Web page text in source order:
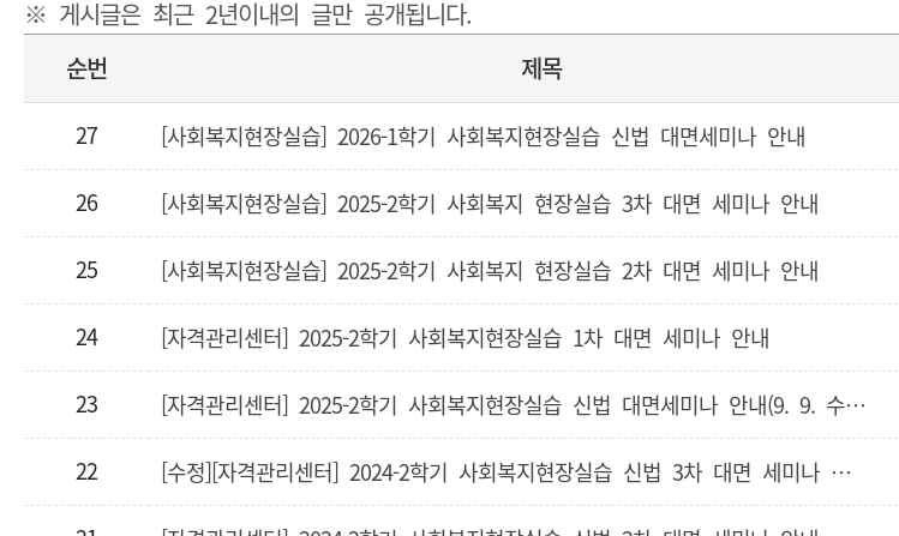
※ 게시글은 최근 2년이내의 글만 공개됩니다.
순번
제목
27 [사회복지현장실습] 2026-1학기 사회복지현장실습 신법 대면세미나 안내
26 [사회복지현장실습] 2025-2학기 사회복지 현장실습 3차 대면 세미나 안내
25 [사회복지현장실습] 2025-2학기 사회복지 현장실습 2차 대면 세미나 안내
24 [자격관리센터] 2025-2학기 사회복지현장실습 1차 대면 세미나 안내
23 [자격관리센터] 2025-2학기 사회복지현장실습 신법 대면세미나 안내(9. 9. 수정)
22 [수정][자격관리센터] 2024-2학기 사회복지현장실습 신법 3차 대면 세미나 안내